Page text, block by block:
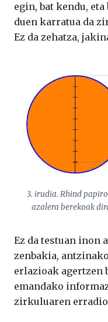
egin, bat kendu,
duen karratua da
Ez da zehatza,
3. irudia. Rhind
azalera berekoak
Ez da testuan inon
zenbakia,
erlazioak agertzen
emandako
zirkuluaren